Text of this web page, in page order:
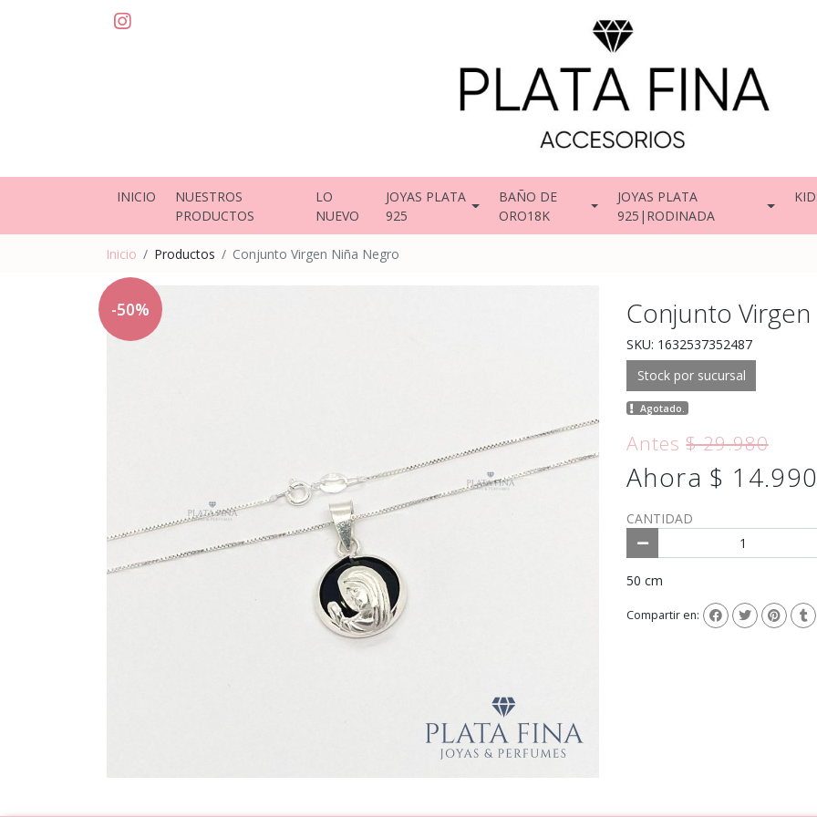
INICIO
NUESTROS
PRODUCTOS
LO
NUEVO
JOYAS PLATA
925
BAÑO DE
ORO18K
JOYAS PLATA
925|RODINADA
Inicio Productos Conjunto Virgen Niña Negro
-50% Conjunto
SKU: 1632537352487
Stock por sucursal
Agotado.
Antes$ 29.980
Ahora $ 14.990
CANTIDAD
50 cm
Compartir en: